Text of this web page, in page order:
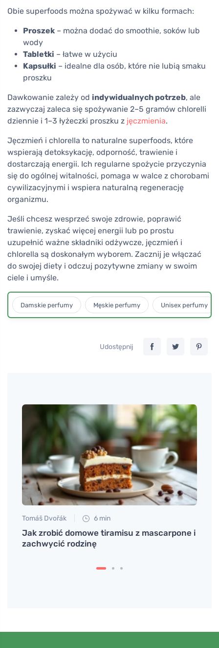
Obie superfoods można spożywać w kilku formach:
Proszek – można dodać do smoothie, soków lub
wody
Tabletki – łatwe w użyciu
Kapsułki – idealne dla osób, które nie lubią smaku
proszku
Dawkowanie zależy od indywidualnych potrzeb, ale
zazwyczaj zaleca się spożywanie 2–5 gramów chlorelli
dziennie i 1–3 łyżeczki proszku z jęczmienia.
Jęczmień i chlorella to naturalne superfoods, które
wspierają detoksykację, odporność, trawienie i
dostarczają energii. Ich regularne spożycie przyczynia
się do ogólnej witalności, pomaga w walce z chorobami
cywilizacyjnymi i wspiera naturalną regenerację
organizmu.
Jeśli chcesz wesprzeć swoje zdrowie, poprawić
trawienie, zyskać więcej energii lub po prostu
uzupełnić ważne składniki odżywcze, jęczmień i
chlorella są doskonałym wyborem. Zacznij je włączać
do swojej diety i odczuj pozytywne zmiany w swoim
ciele i umyśle.
Damskie perfumy Męskie perfumy Unisex perfumy
Udostępnij
Tomáš Dvořák 6 min
Jak zrobić domowe tiramisu z mascarpone i
zachwycić rodzinę